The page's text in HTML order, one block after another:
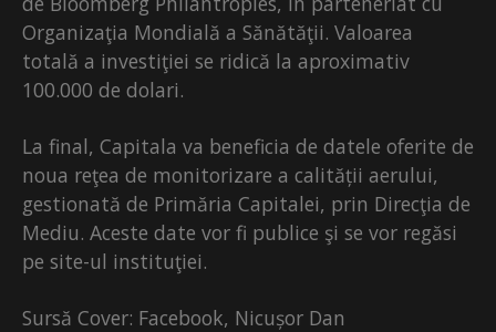
Organizaţia Mondială a Sănătăţii. Valoarea
totală a investiţiei se ridică la aproximativ
100.000 de dolari.
La final, Capitala va beneficia de datele oferite de
noua reţea de monitorizare a calității aerului,
gestionată de Primăria Capitalei, prin Direcţia de
Mediu. Aceste date vor fi publice şi se vor regăsi
pe site-ul instituţiei.
Sursă Cover: Facebook, Nicușor Dan